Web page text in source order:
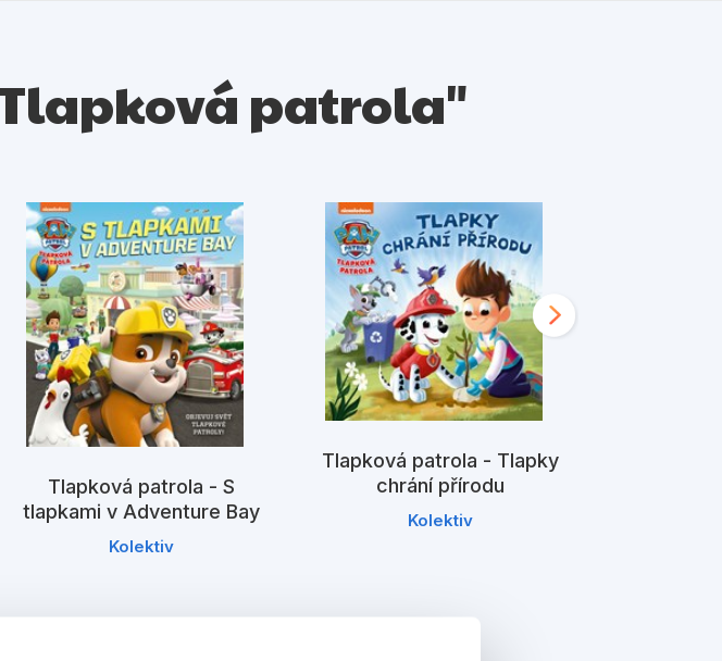
patrola"
Tlapková patrola - S
tlapkami v Adventure Bay
Kolektiv
Tlapková patrola - Tlapky
chrání přírodu
Kolektiv